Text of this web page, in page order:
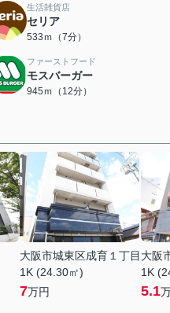
生活雑貨店
セリア
533ｍ（7分）
ファーストフード
モスバーガー
945ｍ（12分）
大阪市城東区成育１丁目
1K (24.30㎡)
7万円
大阪
1K
5.1